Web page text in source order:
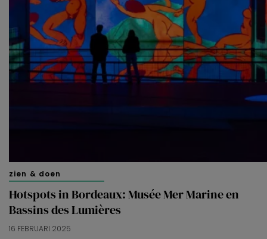
zien & doen
Hotspots in Bordeaux: Musée Mer Marine en
Bassins des Lumières
16 FEBRUARI 2025